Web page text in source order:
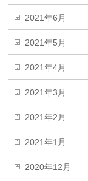
2021年6月
2021年5月
2021年4月
2021年3月
2021年2月
2021年1月
2020年12月